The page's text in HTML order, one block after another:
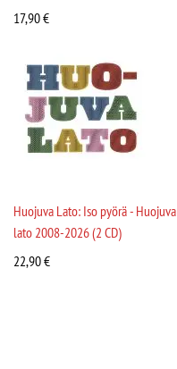
17,90€
Huojuva Lato: Iso pyörä - Huojuva
lato 2008-2026 (2 CD)
22,90€